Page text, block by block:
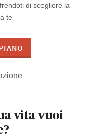
di scegliere la
te
vita vuoi